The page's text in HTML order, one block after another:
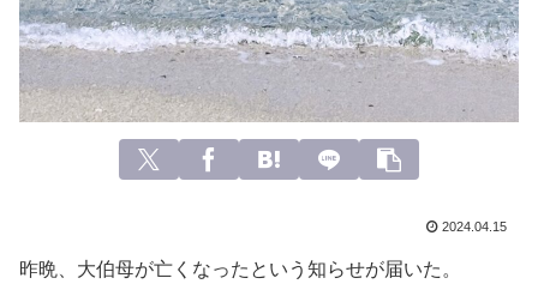
2024.04.15
昨晩、大伯母が亡くなったという知らせが届いた。